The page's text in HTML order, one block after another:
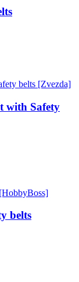
with Safety
belts